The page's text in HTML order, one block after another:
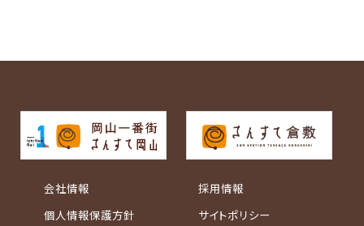
会社情報
個人情報保護方針
採用情報
サイトポリシー